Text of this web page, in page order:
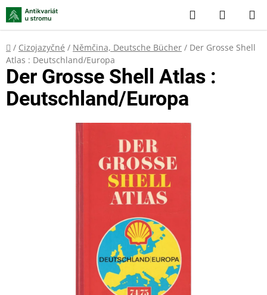
Přejít
na
obsah
Hledat
KOŠÍK
Domů
/ Cizojazyčné / Němčina, Deutsche Bücher / Der Grosse Shell
Atlas : Deutschland/Europa
Der Grosse Shell Atlas :
Deutschland/Europa